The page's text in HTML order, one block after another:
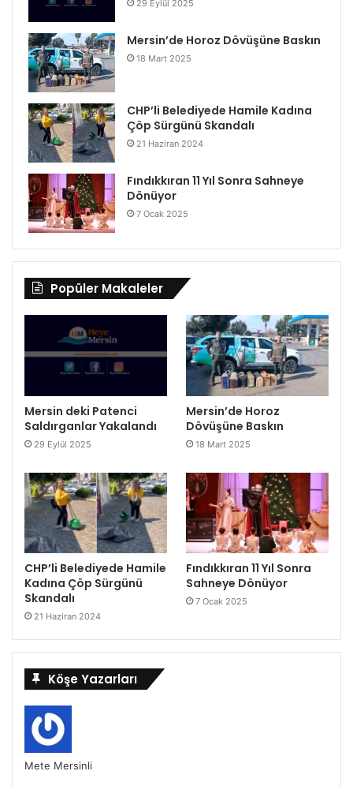
29 Eylül 2025
Mersin’de Horoz Dövüşüne Baskın
18 Mart 2025
CHP’li Belediyede Hamile Kadına
Çöp Sürgünü Skandalı
21 Haziran 2024
Fındıkkıran 11 Yıl Sonra Sahneye
Dönüyor
7 Ocak 2025
Popüler Makaleler
Mersin deki Patenci
Saldırganlar Yakalandı
29 Eylül 2025
Mersin’de Horoz
Dövüşüne Baskın
18 Mart 2025
CHP’li Belediyede Hamile
Kadına Çöp Sürgünü
Skandalı
21 Haziran 2024
Fındıkkıran 11 Yıl Sonra
Sahneye Dönüyor
7 Ocak 2025
Köşe Yazarları
Mete Mersinli